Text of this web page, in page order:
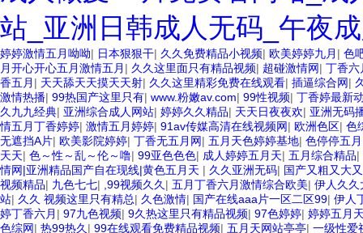
站_亚洲日韩成人无码_午夜
婷婷激情五月呦呦| 日本狠狠干| 久久免费精品小视频| 欧美婷婷九月 | 色
月开心开心五月激情五月 | 久久这里面只有精品视频| 超碰激情网| 丁香六
香五月 | 天天舔天天摸天天射| 久久这里精彩免费在线观看| 插逼综合网|
激情热播| 99热国产这里只有| www.粉嫩av.com| 99性视频| 丁香婷最新
久九九经典| 亚洲综合成人网站| 婷婷久久精品| 天天日夜夜欢| 亚洲无码
情五月丁香婷婷| 激情五月婷婷| 91av传媒高清在线视频网| 欧洲色区| 色
无遮挡A片| 欧美影院婷婷| 丁香无五月网| 五月天色婷婷基地| 色停停五
天天| 色～性～乱～伦～噜| 99亚色色色| 成人婷婷五月天| 五月综合精品|
情网|亚洲精品国产自在现线|黄色五月天 | 久久亚洲无码| 国产又粗又大
视频精品| 九色七七| ,99视频久久 | 五月丁香六月激情综合欧美| 伊人久久
站| 久久 视频这里只有精总| 久色激情| 国产在线aaa片一区二区99| 伊人
婷丁香六月 | 97九色视频| 9久热这里只有精品视频| 97色婷婷| 婷婷五月
色综网| 热99热久 | 99在线观看免费精品视频| 五月天网站亭亭| 一级性爱